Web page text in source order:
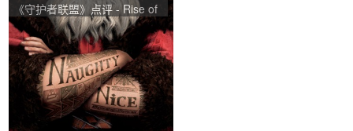
《守护者联盟》点评 - Rise of
the Guardians网友评价